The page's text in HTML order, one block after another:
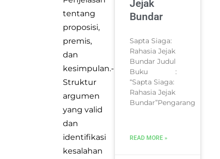
tentang
proposisi,
premis,
dan
kesimpulan.-
Struktur
argumen
yang valid
dan
identifikasi
kesalahan
Jejak
Bundar
Sapta Siaga:
Rahasia Jejak
Bundar Judul
Buku :
“Sapta Siaga:
Rahasia Jejak
Bundar”Pengarang
READ MORE »